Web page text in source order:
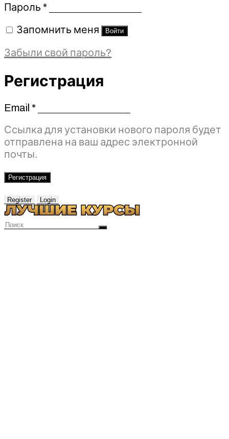
Пароль *Обязательно
Запомнить меня Войти
Забыли свой пароль?
Регистрация
Email *Обязательно
Ссылка для установки нового пароля будет
отправлена ​​на ваш адрес электронной
почты.
Регистрация
Register Login